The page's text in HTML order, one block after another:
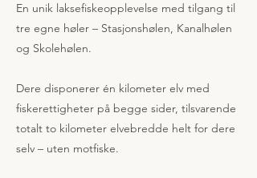
En unik laksefiskeopplevelse med tilgang til
tre egne høler – Stasjonshølen, Kanalhølen
og Skolehølen.
Dere disponerer én kilometer elv med
fiskerettigheter på begge sider, tilsvarende
totalt to kilometer elvebredde helt for dere
selv – uten motfiske.